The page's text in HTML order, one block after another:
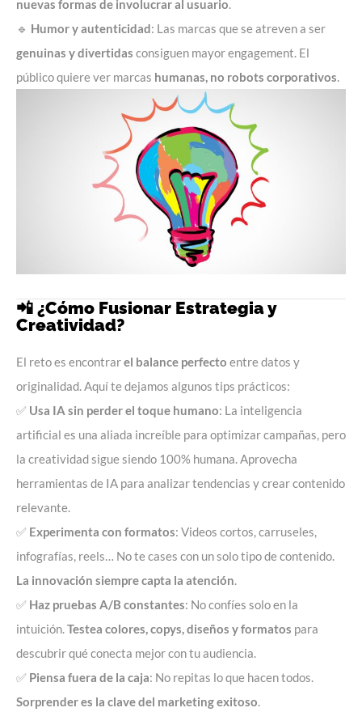
nuevas formas de involucrar al usuario
🔹 Humor y autenticidad: Las marcas que se atreven a ser
genuinas y divertidas consiguen mayor engagement. El
público quiere ver marcas humanas, no robots corporativos
📲 ¿Cómo Fusionar Estrategia y
Creatividad?
El reto es encontrarel balance perfecto entre datos y
originalidad. Aquí te dejamos algunos tips prácticos:
✅ Usa IA sin perder el toque humano: La inteligencia
artificial es una aliada increíble para optimizar campañas, pero
la creatividad sigue siendo 100% humana. Aprovecha
herramientas de IA para analizar tendencias y crear contenido
relevante.
✅ Experimenta con formatos: Videos cortos, carruseles,
infografías, reels… No te cases con un solo tipo de contenido.
La innovación siempre capta la atención.
✅ Haz pruebas A/B constantes: No confíes solo en la
intuición.Testea colores, copys, diseños y formatos para
descubrir qué conecta mejor con tu audiencia.
✅ Piensa fuera de la caja: No repitas lo que hacen todos.
Sorprender es la clave del marketing exitoso.